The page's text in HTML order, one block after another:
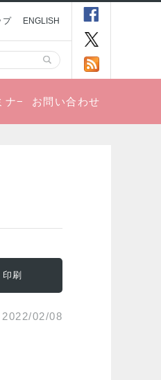
プ ENGLISH
ナ− お問い合わせ
印刷
2022/02/08